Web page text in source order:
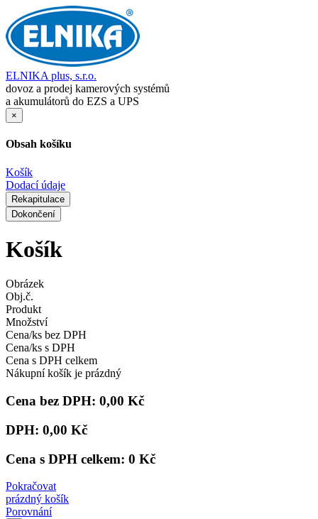
ELNIKA plus, s.r.o.
dovoz a prodej kamerových systémů
a akumulátorů do EZS a UPS
×
Obsah košíku
Košík
Dodací údaje
Rekapitulace
Dokončení
Košík
Obrázek
Obj.č.
Produkt
Množství
Cena/ks bez DPH
Cena/ks s DPH
Cena s DPH celkem
Nákupní košík je prázdný
Cena bez DPH: 0,00 Kč
DPH: 0,00 Kč
Cena s DPH celkem: 0 Kč
Pokračovat
prázdný košík
Porovnání